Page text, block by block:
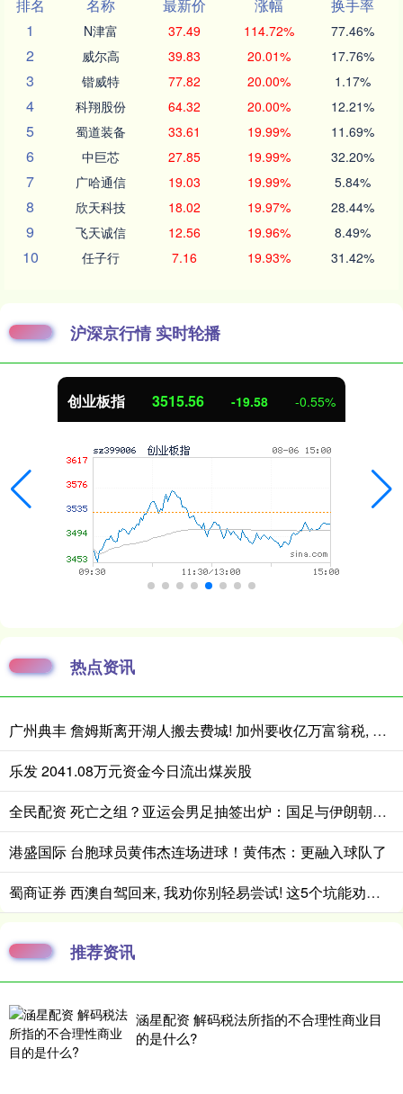
排名 名称 最新价 涨幅
换手率
1
N津富 37.49 114.72% 77.46%
2 威尔高 39.83 20.01% 17.76%
3 锴威特 77.82 20.00% 1.17%
4 科翔股份 64.32 20.00% 12.21%
5 蜀道装备 33.61 19.99% 11.69%
6 中巨芯 27.85 19.99% 32.20%
7 广哈通信 19.03 19.99% 5.84%
8 欣天科技 18.02 19.97% 28.44%
9 飞天诚信 12.56 19.96% 8.49%
10 任子行 7.16 19.93% 31.42%
沪深京行情 实时轮播
创业板指 3515.56 -19.58 -0.55%
热点资讯
广州典丰 詹姆斯离开湖人搬去费城! 加州要收亿万富翁税, 搬走也白搭?
乐发 2041.08万元资金今日流出煤炭股
全民配资 死亡之组？亚运会男足抽签出炉：国足与伊朗朝鲜同组！将战阿联酋
港盛国际 台胞球员黄伟杰连场进球！黄伟杰：更融入球队了
蜀商证券 西澳自驾回来, 我劝你别轻易尝试! 这5个坑能劝退80%的人
推荐资讯
涵星配资 解码税法所指的不合理性商业目
的是什么?